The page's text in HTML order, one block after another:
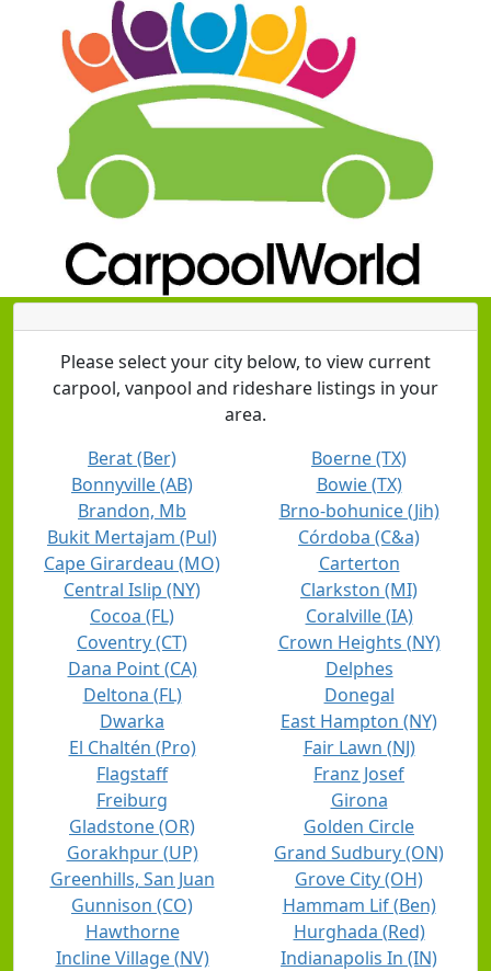
Please select your city below, to view current
carpool, vanpool and rideshare listings in your
area.
Berat (Ber)
Boerne (TX)
Bonnyville (AB)
Bowie (TX)
Brandon, Mb
Brno-bohunice (Jih)
Bukit Mertajam (Pul)
Córdoba (C&a)
Cape Girardeau (MO)
Carterton
Central Islip (NY)
Clarkston (MI)
Cocoa (FL)
Coralville (IA)
Coventry (CT)
Crown Heights (NY)
Dana Point (CA)
Delphes
Deltona (FL)
Donegal
Dwarka
East Hampton (NY)
El Chaltén (Pro)
Fair Lawn (NJ)
Flagstaff
Franz Josef
Freiburg
Girona
Gladstone (OR)
Golden Circle
Gorakhpur (UP)
Grand Sudbury (ON)
Greenhills, San Juan
Grove City (OH)
Gunnison (CO)
Hammam Lif (Ben)
Hawthorne
Hurghada (Red)
Incline Village (NV)
Indianapolis In (IN)